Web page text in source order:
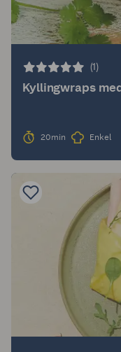
(1)
Kyllingwraps
20min Enkel